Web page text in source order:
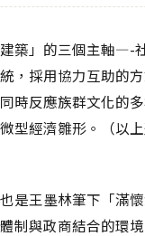
築」的三個主軸—-
，採用協力互助的
時反應族群文化的
型經濟雛形。（以
是王墨林筆下「滿
制與政商結合的環